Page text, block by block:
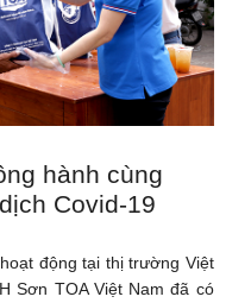
hành cùng
Covid-19
động tại thị trường Việt
Sơn TOA Việt Nam đã có